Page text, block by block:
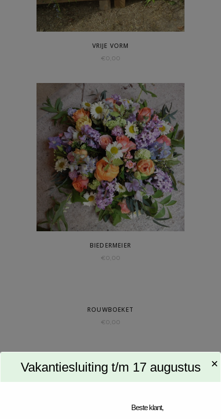
VRIJE VORM
€ 0,00
BIEDERMEIER
€ 0,00
ROUWBOEKET
€ 0,00
KEUZE VAN DE BLOEMIST
Vakantiesluiting t/m 17 augustus ✕
Beste klant,